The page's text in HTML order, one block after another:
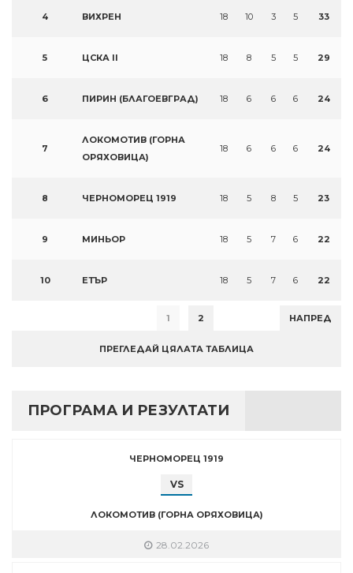
4 ВИХРЕН 18 10 3 5 33
5 ЦСКА II 18 8 5 5 29
6 ПИРИН (БЛАГОЕВГРАД) 18 6 6 6 24
7
ЛОКОМОТИВ (ГОРНА
ОРЯХОВИЦА)
18 6 6 6 24
8 ЧЕРНОМОРЕЦ 1919 18 5 8 5 23
9 МИНЬОР 18 5 7 6 22
10 ЕТЪР 18 5 7 6 22
1 2 НАПРЕД
ПРЕГЛЕДАЙ ЦЯЛАТА ТАБЛИЦА
ПРОГРАМА И РЕЗУЛТАТИ
ЧЕРНОМОРЕЦ 1919
VS
ЛОКОМОТИВ (ГОРНА ОРЯХОВИЦА)
28.02.2026